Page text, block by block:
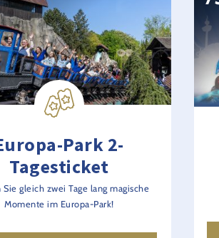
Park 2-
Tagesticket
Sie gleich zwei Tage lang magische
Momente im Europa-Park!